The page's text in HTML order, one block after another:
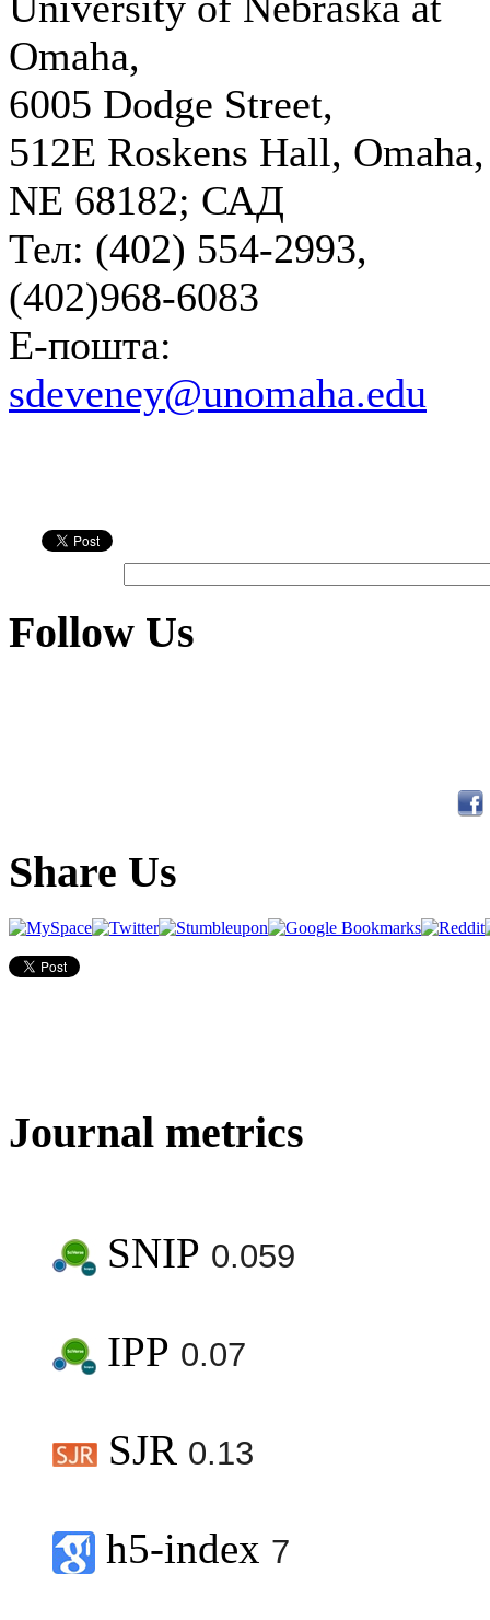
Omaha,
6005 Dodge Street,
512E Roskens Hall, Omaha,
NE 68182; САД
Тел: (402) 554-2993,
(402)968-6083
Е-пошта:
sdeveney@unomaha.edu
Follow Us
Share Us
Journal metrics
SNIP 0.059
IPP 0.07
SJR 0.13
h5-index 7